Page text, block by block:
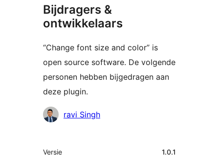
Bijdragers &
ontwikkelaars
“Change font size and color” is
open source software. De volgende
personen hebben bijgedragen aan
deze plugin.
Bijdragersravi Singh
Meta
Versie 1.0.1